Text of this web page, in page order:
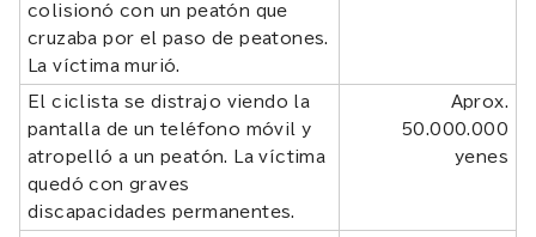
colisionó con un peatón que
cruzaba por el paso de peatones.
La víctima murió.
El ciclista se distrajo viendo la
pantalla de un teléfono móvil y
atropelló a un peatón. La víctima
quedó con graves
discapacidades permanentes.
Aprox.
50.000.000
yenes